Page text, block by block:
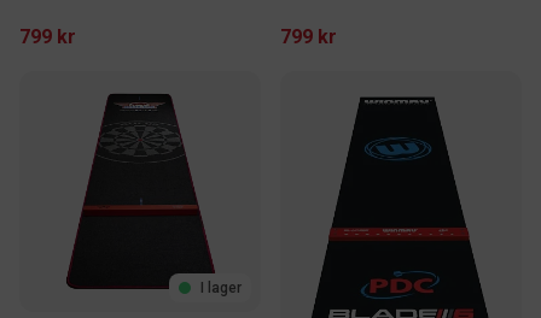
799 kr 799 kr
I lager